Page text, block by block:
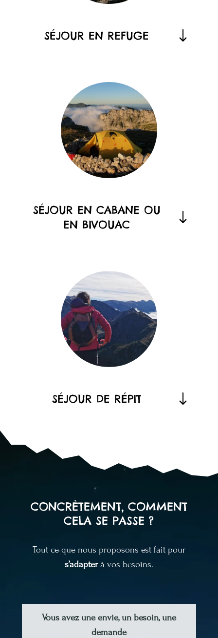
SÉJOUR EN REFUGE
SÉJOUR EN CABANE OU
EN BIVOUAC
SÉJOUR DE RÉPIT
CONCRÈTEMENT, COMMENT
CELA SE PASSE ?
Tout ce que nous proposons est fait pour
s’adapterà vos besoins.
Vous avez une envie, un besoin, une
demande